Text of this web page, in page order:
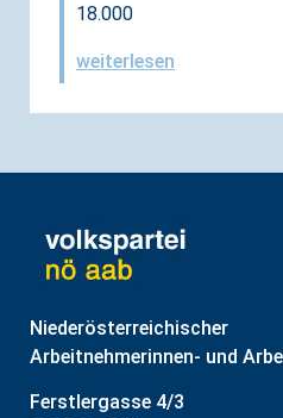
18.000
weiterlesen
Niederösterreichischer
Arbeitnehmerinnen- und
Ferstlergasse 4/3